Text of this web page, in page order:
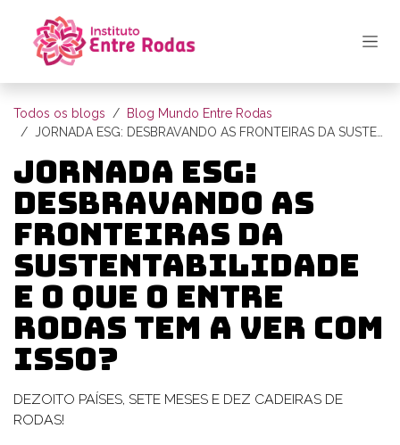
Todos os blogs
Blog Mundo Entre Rodas
JORNADA ESG: DESBRAVANDO AS FRONTEIRAS DA SUSTENTABILIDADE E O QUE O ENTRE RODAS TEM A VER COM ISSO?
JORNADA ESG:
DESBRAVANDO AS
FRONTEIRAS DA
SUSTENTABILIDADE
E O QUE O ENTRE
RODAS TEM A VER COM
ISSO?
DEZOITO PAÍSES, SETE MESES E DEZ CADEIRAS DE
RODAS!